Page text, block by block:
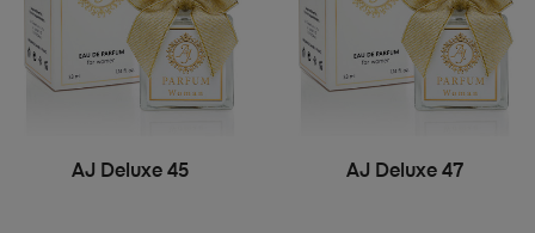
AJ Deluxe 45 AJ Deluxe 47